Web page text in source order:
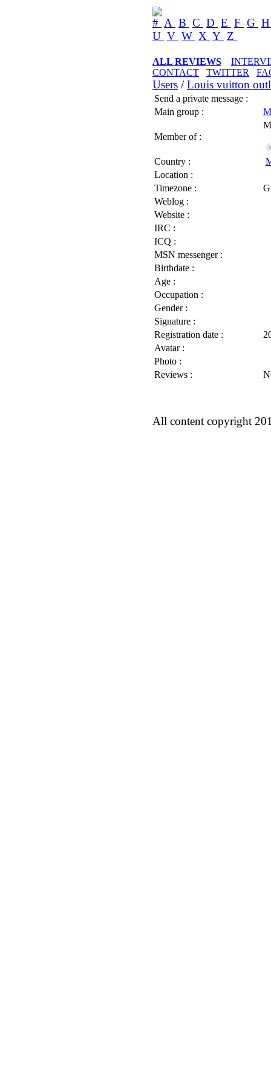
# A B C D E F G
U V W X Y Z
ALL REVIEWS
CONTACT
TWITTER
Users /Louis vuitton
Send a private message :
Main group :
Member of :
Country :
Location :
Timezone :
Weblog :
Website :
IRC :
ICQ :
MSN messenger :
Birthdate :
Age :
Occupation :
Gender :
Signature :
Registration date :
Avatar :
Photo :
Reviews :
All content copyright